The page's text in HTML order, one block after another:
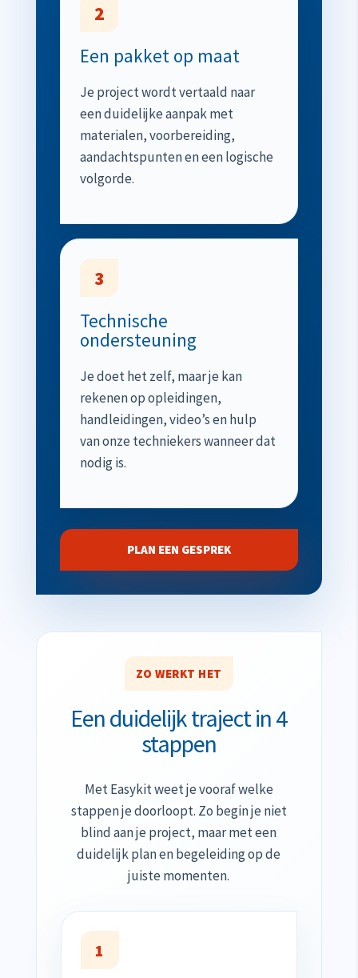
2
Een pakket op maat
Je project wordt vertaald naar
een duidelijke aanpak met
materialen, voorbereiding,
aandachtspunten en een logische
volgorde.
3
Technische
ondersteuning
Je doet het zelf, maar je kan
rekenen op opleidingen,
handleidingen, video’s en hulp
van onze techniekers wanneer dat
nodig is.
PLAN EEN GESPREK
ZO WERKT HET
Een duidelijk traject in 4
stappen
Met Easykit weet je vooraf welke
stappen je doorloopt. Zo begin je niet
blind aan je project, maar met een
duidelijk plan en begeleiding op de
juiste momenten.
1